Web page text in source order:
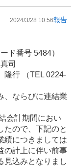
2024/3/28 10:56報告
ド番号 5484）
司
（TEL 0224-
、ならびに連結業
会計期間におい
たので、下記のと
績につきましては
の計上に伴い前事
見込みとなりまし